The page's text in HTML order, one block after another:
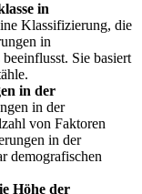
in
Klassifizierung, die
in
Sie basiert
in der
in der
von Faktoren
in der
demografischen
Höhe der